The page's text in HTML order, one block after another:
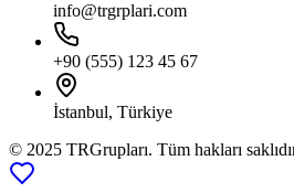
info@trgrplari.com
+90 (555) 123 45 67
İstanbul, Türkiye
© 2025 TRGrupları. Tüm hakları